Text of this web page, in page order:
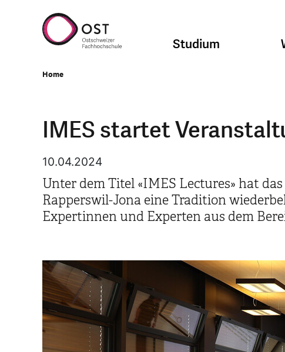
Studium
Home
IMES startet
10.04.2024
Unter dem Titel «IMES Lectures» hat
Rapperswil-Jona eine Tradition
Expertinnen und Experten aus dem